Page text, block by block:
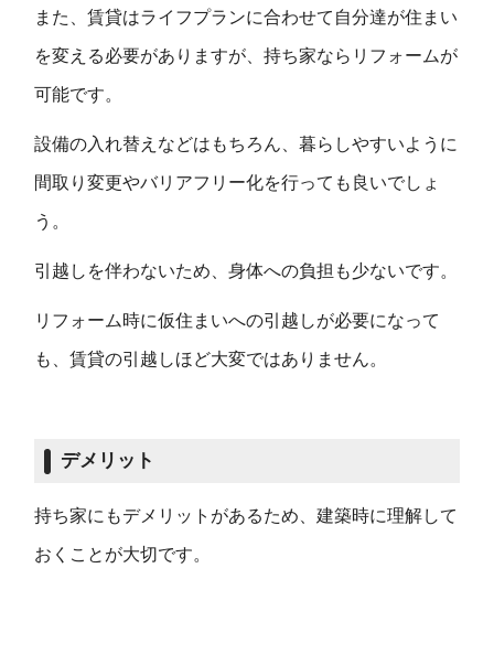
また、賃貸はライフプランに合わせて自分達が住まい
を変える必要がありますが、持ち家ならリフォームが
可能です。
設備の入れ替えなどはもちろん、暮らしやすいように
間取り変更やバリアフリー化を行っても良いでしょ
う。
引越しを伴わないため、身体への負担も少ないです。
リフォーム時に仮住まいへの引越しが必要になって
も、賃貸の引越しほど大変ではありません。
デメリット
持ち家にもデメリットがあるため、建築時に理解して
おくことが大切です。